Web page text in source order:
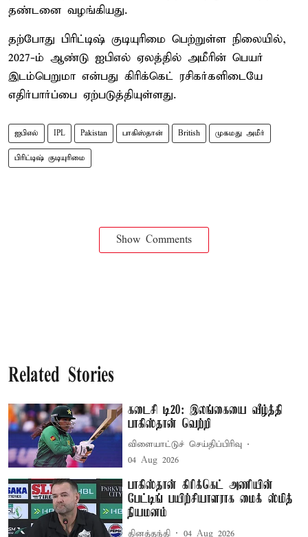
தண்டனை வழங்கியது.
தற்போது பிரிட்டிஷ் குடியுரிமை பெற்றுள்ள நிலையில்,
2027-ம் ஆண்டு ஐபிஎல் ஏலத்தில் அமீரின் பெயர்
இடம்பெறுமா என்பது கிரிக்கெட் ரசிகர்களிடையே
எதிர்பார்ப்பை ஏற்படுத்தியுள்ளது.
ஐபிஎல் IPL Pakistan பாகிஸ்தான் British முகமது அமீர்
பிரிட்டிஷ் குடியுரிமை
Show Comments
Related Stories
கடைசி டி20: இலங்கையை வீழ்த்தி
பாகிஸ்தான் வெற்றி
விளையாட்டுச் செய்திப்பிரிவு
04 Aug 2026
பாகிஸ்தான் கிரிக்கெட் அணியின்
பேட்டிங் பயிற்சியாளராக மைக் ஸ்மித்
நியமனம்
தினத்தந்தி 04 Aug 2026